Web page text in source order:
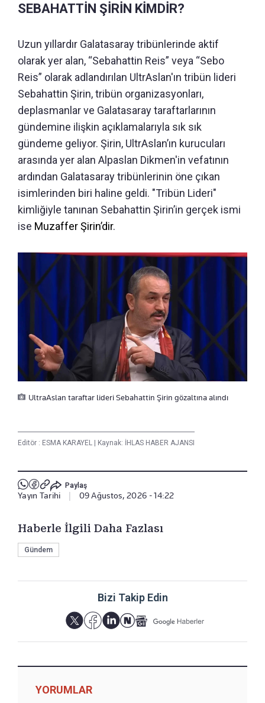
SEBAHATTİN ŞİRİN KİMDİR?
Uzun yıllardır Galatasaray tribünlerinde aktif
olarak yer alan, “Sebahattin Reis” veya “Sebo
Reis” olarak adlandırılan UltrAslan'ın tribün lideri
Sebahattin Şirin, tribün organizasyonları,
deplasmanlar ve Galatasaray taraftarlarının
gündemine ilişkin açıklamalarıyla sık sık
gündeme geliyor. Şirin, UltrAslan’ın kurucuları
arasında yer alan Alpaslan Dikmen'in vefatının
ardından Galatasaray tribünlerinin öne çıkan
isimlerinden biri haline geldi. "Tribün Lideri"
kimliğiyle tanınan Sebahattin Şirin’in gerçek ismi
ise Muzaffer Şirin’dir.
UltraAslan taraftar lideri Sebahattin Şirin gözaltına alındı
Editör : ESMA KARAYEL Kaynak: İHLAS HABER AJANSI
Paylaş
Yayın Tarihi 09 Ağustos, 2026 - 14:22
Haberle İlgili Daha Fazlası
Gündem
Bizi Takip Edin
YORUMLAR